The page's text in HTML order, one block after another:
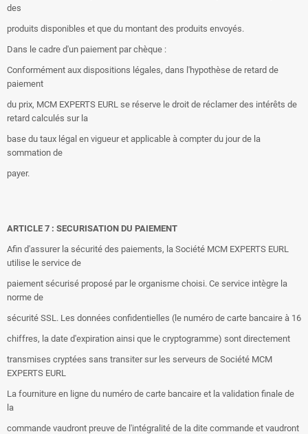
des
produits disponibles et que du montant des produits envoyés.
Dans le cadre d'un paiement par chèque :
Conformément aux dispositions légales, dans l'hypothèse de retard de
paiement
du prix, MCM EXPERTS EURL se réserve le droit de réclamer des intérêts de
retard calculés sur la
base du taux légal en vigueur et applicable à compter du jour de la
sommation de
payer.
ARTICLE 7 : SECURISATION DU PAIEMENT
Afin d'assurer la sécurité des paiements, la Société MCM EXPERTS EURL
utilise le service de
paiement sécurisé proposé par le organisme choisi. Ce service intègre la
norme de
sécurité SSL. Les données confidentielles (le numéro de carte bancaire à 16
chiffres, la date d'expiration ainsi que le cryptogramme) sont directement
transmises cryptées sans transiter sur les serveurs de Société MCM
EXPERTS EURL
La fourniture en ligne du numéro de carte bancaire et la validation finale de
la
commande vaudront preuve de l'intégralité de la dite commande et vaudront